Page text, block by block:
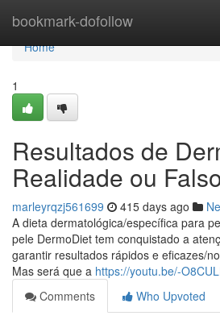
bookmark-dofollow
Home
Home
1
Resultados de
Realidade ou
marleyrqzj561699 415 days ago
A dieta dermatológica/específica para
pele DermoDiet tem conquistado a
garantir resultados rápidos e eficazes/
Mas será que a https://youtu.be/-
Comments
Who Upvoted